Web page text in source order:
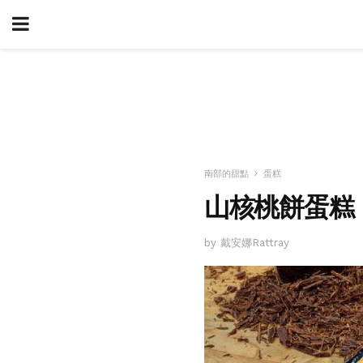
南部的甜點 蛋糕
山核桃餅蛋糕
by 戴安娜Rattray